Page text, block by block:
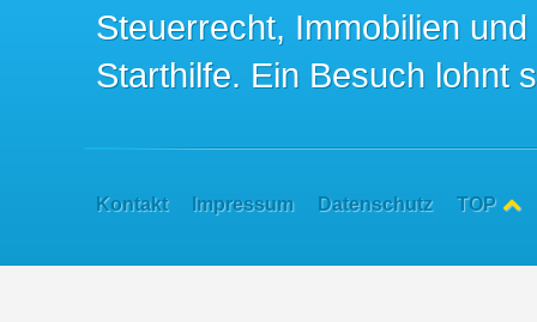
Steuerrecht, Immobilien
Starthilfe. Ein Besuch lohnt
Kontakt Impressum Datenschutz TOP